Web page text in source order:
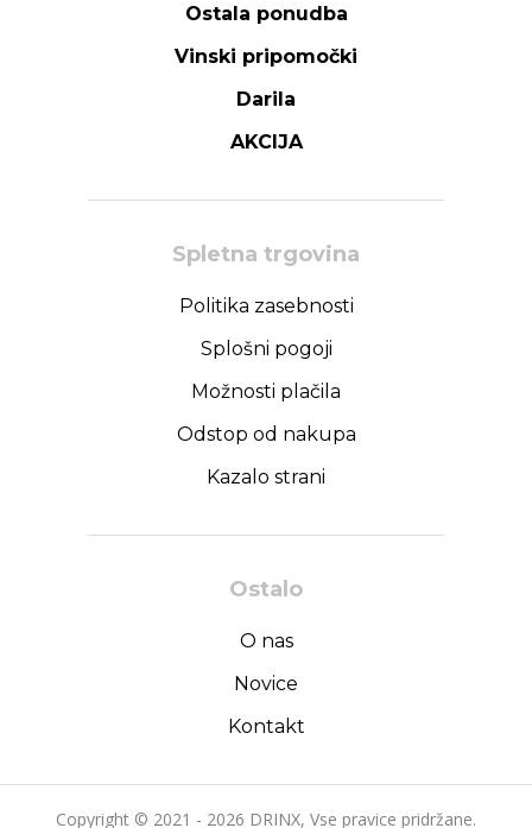
Ostala ponudba
Vinski pripomočki
Darila
AKCIJA
Spletna trgovina
Politika zasebnosti
Splošni pogoji
Možnosti plačila
Odstop od nakupa
Kazalo strani
Ostalo
O nas
Novice
Kontakt
Copyright © 2021 - 2026 DRINX, Vse pravice pridržane.